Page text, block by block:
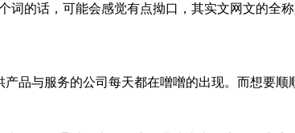
词的话，可能会感觉有点拗口，其实文网文的全
品与服务的公司每天都在噌噌的出现。而想要顺